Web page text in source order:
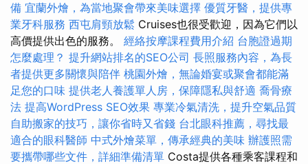
備 宜蘭外燴，為當地聚會帶來美味選擇 優質牙醫，提供專
業牙科服務 西屯肩頸放鬆 Cruises也很受歡迎，因為它們以
高價提供出色的服務。 經絡按摩課程費用介紹 台胞證過期
怎麼處理？ 提升網站排名的SEO公司 長照服務內容，為長
者提供更多關懷與陪伴 桃園外燴，無論婚宴或聚會都能滿
足您的口味 提供老人養護單人房，保障隱私與舒適 喬骨療
法 提高WordPress SEO效果 專業冷氣清洗，提升空氣品質
自助搬家的技巧，讓你省時又省錢 台北眼科推薦，尋找最
適合的眼科醫師 中式外燴菜單，傳承經典的美味 辦護照需
要攜帶哪些文件，詳細準備清單 Costa提供各種乘客課程和